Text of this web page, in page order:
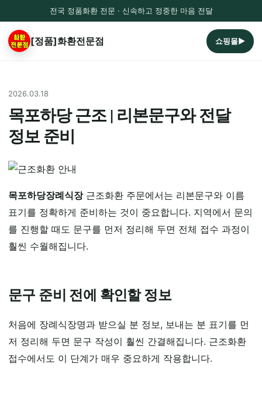
전국 정품화환 전문 · 신속하고 정중한 마음 전달
[정품]화환전문점 쇼핑몰▶
2026.03.18
목포하당 근조 | 리본문구와 전달
정보 준비
목포하당장례식장근조화환 주문에서는 리본문구와 이름
표기를 정확하게 준비하는 것이 중요합니다. 지역에서 문의
를 진행할 때도 문구를 먼저 정리해 두면 전체 접수 과정이
훨씬 수월해집니다.
문구 준비 전에 확인할 정보
처음에 장례식장명과 받으실 분 정보, 보내는 분 표기를 먼
저 정리해 두면 문구 작성이 훨씬 간결해집니다. 근조화환
접수에서도 이 단계가 매우 중요하게 작용합니다.